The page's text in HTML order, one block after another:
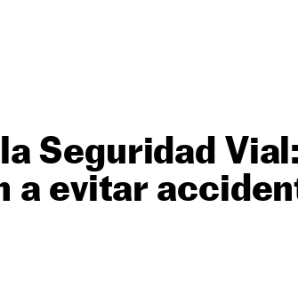
Seguridad
a evitar